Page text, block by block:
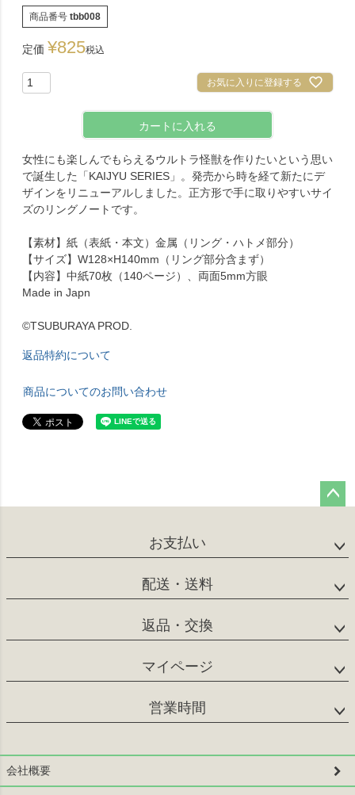
商品番号 tbb008
定価 ¥825税込
お気に入りに登録する
カートに入れる
女性にも楽しんでもらえるウルトラ怪獣を作りたいという思い
で誕生した「KAIJYU SERIES」。発売から時を経て新たにデ
ザインをリニューアルしました。正方形で手に取りやすいサイ
ズのリングノートです。
【素材】紙（表紙・本文）金属（リング・ハトメ部分）
【サイズ】W128×H140mm（リング部分含まず）
【内容】中紙70枚（140ページ）、両面5mm方眼
Made in Japn
©TSUBURAYA PROD.
返品特約について
商品についてのお問い合わせ
ップ
お支払い
配送・送料
返品・交換
マイページ
営業時間
会社概要